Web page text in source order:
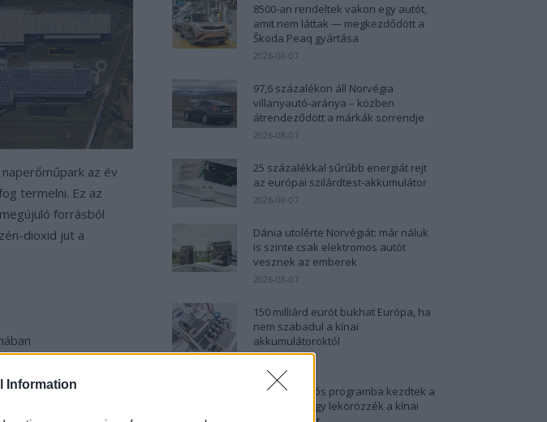
Information
az év
termelni. Ez az
forrásból
dioxid jut a
8500-an rendeltek vakon egy autót,
amit nem láttak — megkezdődött a
Škoda Peaq gyártása
2026-08-07
97,6 százalékon áll Norvégia
villanyautó-aránya – közben
átrendeződött a márkák sorrendje
2026-08-07
25 százalékkal sűrűbb energiát rejt
az európai szilárdtest-akkumulátor
2026-08-07
Dánia utolérte Norvégiát: már náluk
is szinte csak elektromos autót
vesznek az emberek
2026-08-07
150 milliárd eurót bukhat Európa, ha
nem szabadul a kínai
akkumulátoroktól
2026-08-07
2,4 millió eurós programba kezdtek a
németek, hogy lekörözzék a kínai